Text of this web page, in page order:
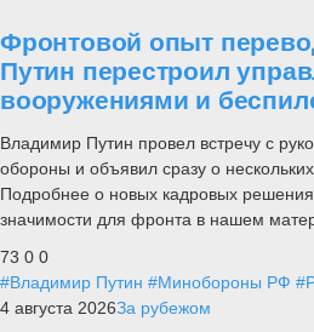
Фронтовой опыт
Путин перестроил
вооружениями и
Владимир Путин провел встречу с
обороны и объявил сразу о
Подробнее о новых кадровых
значимости для фронта в нашем
73 0 0
#Владимир Путин #Минобороны РФ
4 августа 2026За рубежом